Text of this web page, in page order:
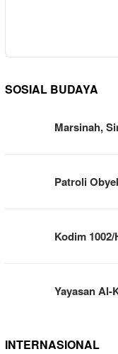
SOSIAL BUDAYA
Marsinah,
Patroli
Kodim
Yayasan
INTERNASIONAL